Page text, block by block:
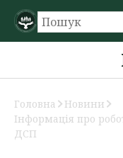
Головна
Новини
Інформація про
ДСП